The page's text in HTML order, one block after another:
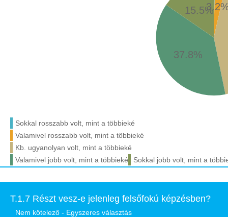
37.8%
15.5%
Sokkal rosszabb volt, mint a többieké
Valamivel rosszabb volt, mint a többieké
Kb. ugyanolyan volt, mint a többieké
Valamivel jobb volt, mint a többieké
Sokkal jobb volt, mint a
T.1.7 Részt vesz-e jelenleg felsőfokú képzésben?
Nem kötelező - Egyszeres választás